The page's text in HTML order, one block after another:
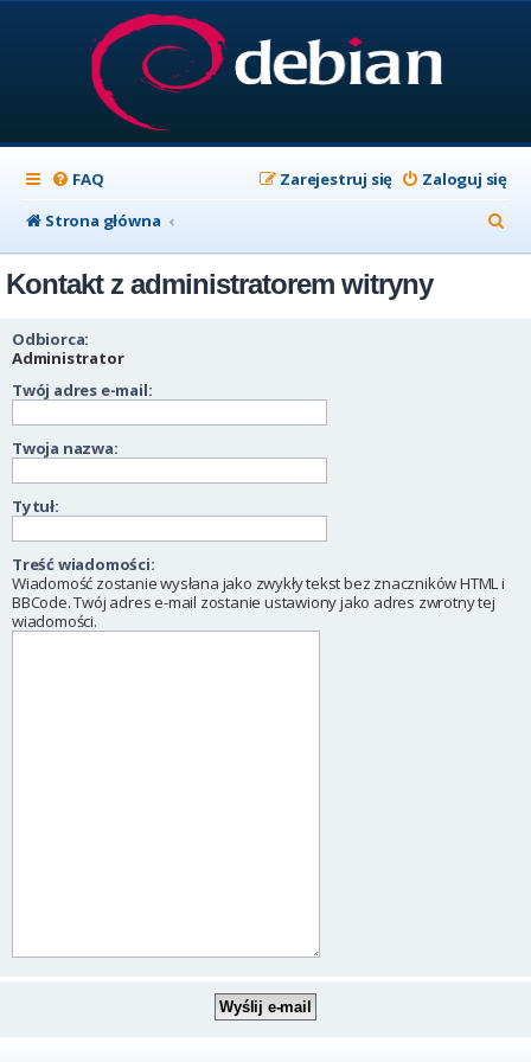
FAQ Zaloguj się
Zarejestruj się
Strona główna
z
Kontakt z administratorem witryny
Odbiorca:
Administrator
Twój adres e-mail:
Twoja nazwa:
Tytuł:
Treść wiadomości:
Wiadomość zostanie wysłana jako zwykły tekst bez znaczników HTML i
BBCode. Twój adres e-mail zostanie ustawiony jako adres zwrotny tej
wiadomości.